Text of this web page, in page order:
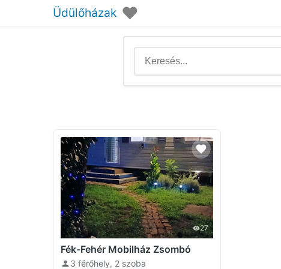
Üdülőházak ♥
27
Fék-Fehér Mobilház Zsombó
3 férőhely, 2 szoba